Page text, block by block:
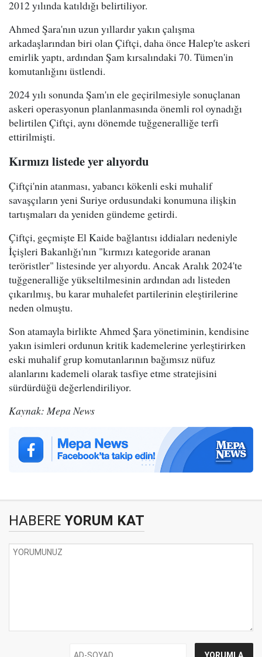
2012 yılında katıldığı belirtiliyor.
Ahmed Şara'nın uzun yıllardır yakın çalışma
arkadaşlarından biri olan Çiftçi, daha önce Halep'te askeri
emirlik yaptı, ardından Şam kırsalındaki 70. Tümen'in
komutanlığını üstlendi.
2024 yılı sonunda Şam'ın ele geçirilmesiyle sonuçlanan
askeri operasyonun planlanmasında önemli rol oynadığı
belirtilen Çiftçi, aynı dönemde tuğgeneralliğe terfi
ettirilmişti.
Kırmızı listede yer alıyordu
Çiftçi'nin atanması, yabancı kökenli eski muhalif
savaşçıların yeni Suriye ordusundaki konumuna ilişkin
tartışmaları da yeniden gündeme getirdi.
Çiftçi, geçmişte El Kaide bağlantısı iddiaları nedeniyle
İçişleri Bakanlığı'nın "kırmızı kategoride aranan
teröristler" listesinde yer alıyordu. Ancak Aralık 2024'te
tuğgeneralliğe yükseltilmesinin ardından adı listeden
çıkarılmış, bu karar muhalefet partilerinin eleştirilerine
neden olmuştu.
Son atamayla birlikte Ahmed Şara yönetiminin, kendisine
yakın isimleri ordunun kritik kademelerine yerleştirirken
eski muhalif grup komutanlarının bağımsız nüfuz
alanlarını kademeli olarak tasfiye etme stratejisini
sürdürdüğü değerlendiriliyor.
Kaynak: Mepa News
HABERE YORUM KAT